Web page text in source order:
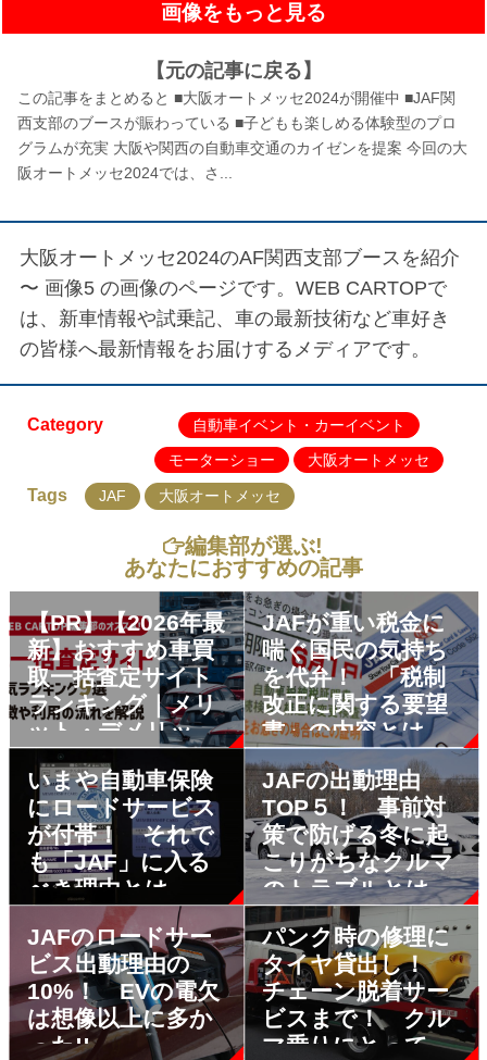
画像をもっと見る
【元の記事に戻る】
この記事をまとめると ■大阪オートメッセ2024が開催中 ■JAF関
西支部のブースが賑わっている ■子どもも楽しめる体験型のプロ
グラムが充実 大阪や関西の自動車交通のカイゼンを提案 今回の大
阪オートメッセ2024では、さ...
大阪オートメッセ2024のAF関西支部ブースを紹介
〜 画像5 の画像のページです。WEB CARTOPで
は、新車情報や試乗記、車の最新技術など車好き
の皆様へ最新情報をお届けするメディアです。
Category
自動車イベント・カーイベント
モーターショー
大阪オートメッセ
Tags JAF 大阪オートメッセ
編集部が選ぶ!
あなたにおすすめの記事
【PR】【2026年最
新】おすすめ車買
取一括査定サイト
ランキング｜メリ
ット・デメリット
も解説
JAFが重い税金に
喘ぐ国民の気持ち
を代弁！ 「税制
改正に関する要望
書」の内容とは
いまや自動車保険
にロードサービス
が付帯！ それで
も「JAF」に入る
べき理由とは
JAFの出動理由
TOP５！ 事前対
策で防げる冬に起
こりがちなクルマ
のトラブルとは
JAFのロードサー
ビス出動理由の
10%！ EVの電欠
は想像以上に多か
った!!
パンク時の修理に
タイヤ貸出し！
チェーン脱着サー
ビスまで！ クル
マ乗りにとって